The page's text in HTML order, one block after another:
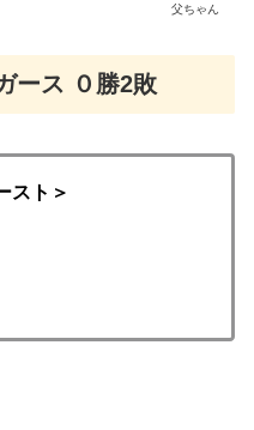
父ちゃん
ース ０勝2敗
スト＞